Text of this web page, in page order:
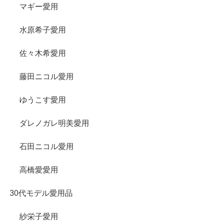
マギー愛用
水原希子愛用
佐々木希愛用
藤田ニコル愛用
ゆうこす愛用
ダレノガレ明美愛用
石田ニコル愛用
高橋愛愛用
30代モデル愛用品
紗栄子愛用